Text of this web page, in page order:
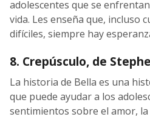
adolescentes que se
vida. Les enseña que, incluso
difíciles, siempre hay
8. Crepúsculo, de
La historia de Bella es una
que puede ayudar a los
sentimientos sobre el amor,